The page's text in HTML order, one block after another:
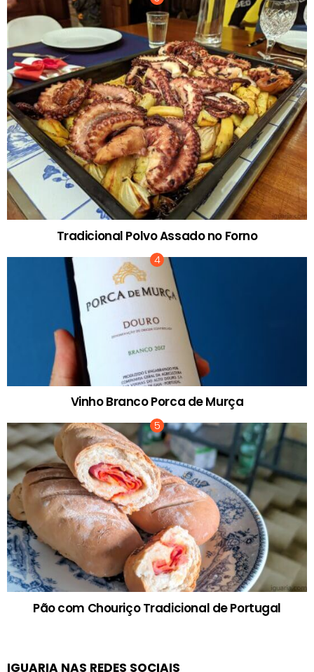
Tradicional Polvo Assado no Forno
Vinho Branco Porca de Murça
Pão com Chouriço Tradicional de Portugal
IGUARIA NAS REDES SOCIAIS